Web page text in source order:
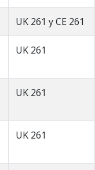
UK 261 y CE 261
UK 261
UK 261
UK 261